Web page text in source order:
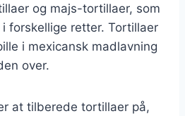
og majs-tortillaer, som
forskellige retter. Tortillaer
i mexicansk madlavning
over.
at tilberede tortillaer på,